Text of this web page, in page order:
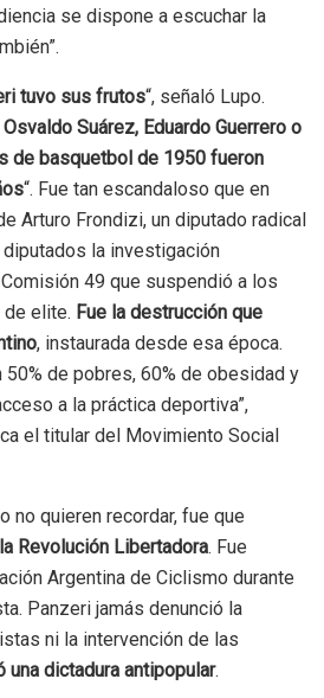
se dispone a escuchar la
tuvo sus frutos“, señaló Lupo.
Suárez, Eduardo Guerrero o
de basquetbol de 1950 fueron
“. Fue tan escandaloso que en
Arturo Frondizi, un diputado radical
la investigación
49 que suspendió a los
elite. Fue la destrucción que
, instaurada desde esa época.
de pobres, 60% de obesidad y
a la práctica deportiva”,
el titular del Movimiento Social
no quieren recordar, fue que
Revolución Libertadora. Fue
Argentina de Ciclismo durante
Panzeri jamás denunció la
ni la intervención de las
una dictadura antipopular.